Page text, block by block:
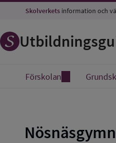
Skolverkets information och
Förskolan